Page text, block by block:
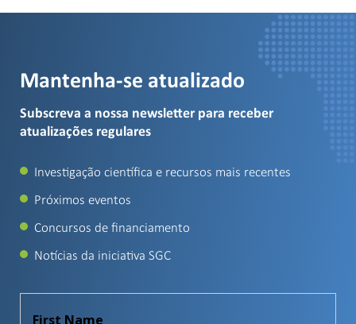
Mantenha-se atualizado
Subscreva a nossa newsletter para receber
atualizações regulares
Investigação científica e recursos mais recentes
Próximos eventos
Concursos de financiamento
Notícias da iniciativa SGC